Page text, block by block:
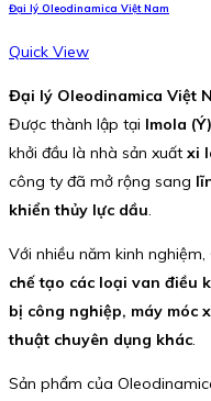
Đại lý Oleodinamica Việt Nam
Quick View
Đại lý Oleodinamica Việt
Được thành lập tại Imola
khởi đầu là nhà sản xuất xi
công ty đã mở rộng sang
khiển thủy lực dầu.
Với nhiều năm kinh
chế tạo các loại van điều
bị công nghiệp, máy móc
thuật chuyên dụng khác.
Sản phẩm của